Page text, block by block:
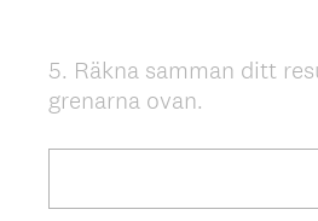
Question
Title
5. Räkna samman ditt
grenarna ovan.